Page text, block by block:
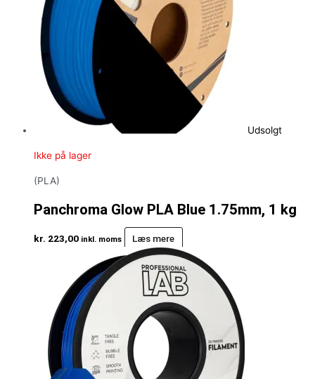
Udsolgt
Ikke på lager
(PLA)
Panchroma Glow PLA Blue 1.75mm, 1 kg
kr. 223,00 inkl. moms Læs mere